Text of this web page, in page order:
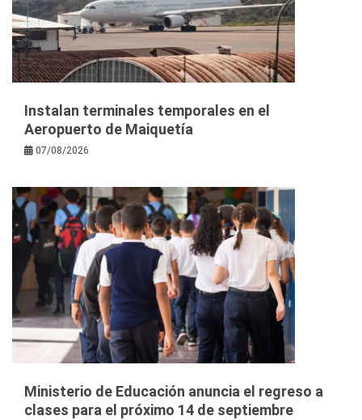
Instalan terminales temporales en el
Aeropuerto de Maiquetía
07/08/2026
Ministerio de Educación anuncia el regreso a
clases para el próximo 14 de septiembre